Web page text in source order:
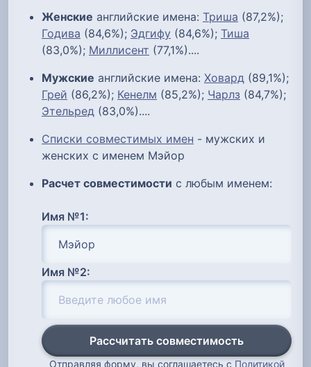
Женские английские имена: Триша (87,2%);
Годива (84,6%); Эдгифу (84,6%); Тиша
(83,0%); Миллисент (77,1%)....
Мужские английские имена: Ховард (89,1%);
Грей (86,2%); Кенелм (85,2%); Чарлз (84,7%);
Этельред (83,0%)....
Списки совместимых имен - мужских и
женских с именем Мэйор
Расчет совместимости с любым именем:
Имя №1:
Имя №2:
Рассчитать совместимость
Отправляя форму, вы соглашаетесь с Политикой